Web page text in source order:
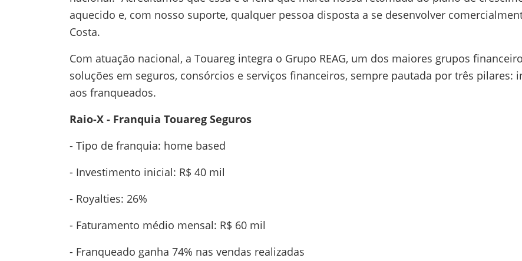
aquecido e, com nosso suporte, qualquer pessoa disposta a se desenvolver
Costa.
Com atuação nacional, a Touareg integra o Grupo REAG, um dos maiores grupos
soluções em seguros, consórcios e serviços financeiros, sempre pautada por três pilares:
aos franqueados.
Raio-X - Franquia Touareg Seguros
- Tipo de franquia: home based
- Investimento inicial: R$ 40 mil
- Royalties: 26%
- Faturamento médio mensal: R$ 60 mil
- Franqueado ganha 74% nas vendas realizadas